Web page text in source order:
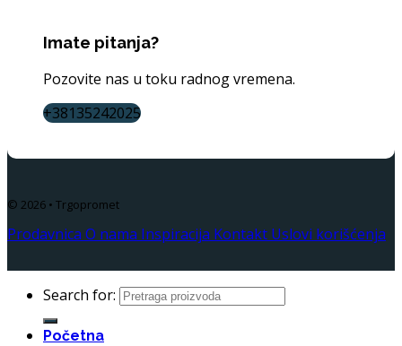
Imate pitanja?
Pozovite nas u toku radnog vremena.
+38135242025
© 2026 • Trgopromet
Prodavnica O nama Inspiracija Kontakt Uslovi korišćenja
Search for:
Početna